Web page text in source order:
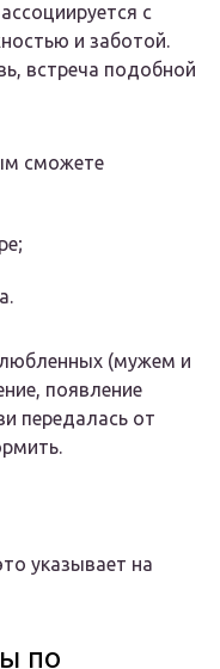
с
и заботой.
встреча подобной
сможете
(мужем и
появление
передалась от
указывает на
по